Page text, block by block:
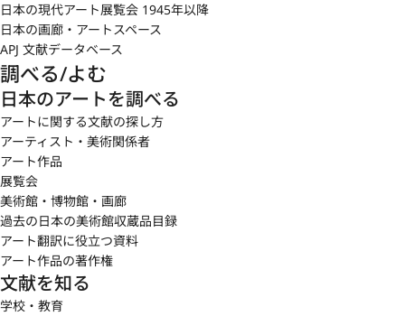
日本の現代アート展覧会 1945年以降
日本の画廊・アートスペース
APJ 文献データベース
調べる/よむ
日本のアートを調べる
アートに関する文献の探し方
アーティスト・美術関係者
アート作品
展覧会
美術館・博物館・画廊
過去の日本の美術館収蔵品目録
アート翻訳に役立つ資料
アート作品の著作権
文献を知る
学校・教育